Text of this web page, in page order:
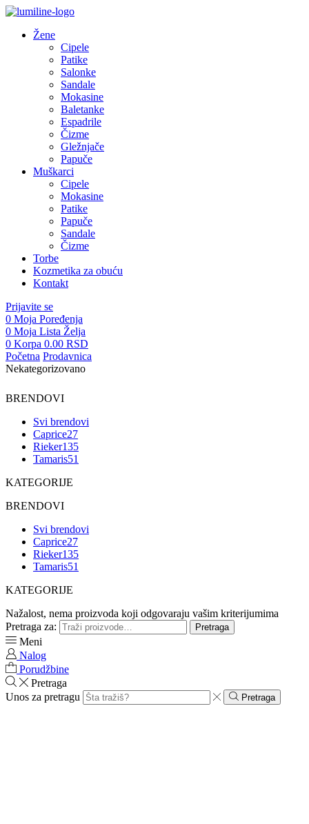
Žene
Cipele
Patike
Salonke
Sandale
Mokasine
Baletanke
Espadrile
Čizme
Gležnjače
Papuče
Muškarci
Cipele
Mokasine
Patike
Papuče
Sandale
Čizme
Torbe
Kozmetika za obuću
Kontakt
Prijavite se
0 Moja Poređenja
0 Moja Lista Želja
0 Korpa 0.00 RSD
Početna Prodavnica
Nekategorizovano
BRENDOVI
Svi brendovi
Caprice27
Rieker135
Tamaris51
KATEGORIJE
BRENDOVI
Svi brendovi
Caprice27
Rieker135
Tamaris51
KATEGORIJE
Nažalost, nema proizvoda koji odgovaraju vašim kriterijumima
Pretraga za:
Pretraga
Meni
Nalog
Porudžbine
Pretraga
Unos za pretragu
Pretraga